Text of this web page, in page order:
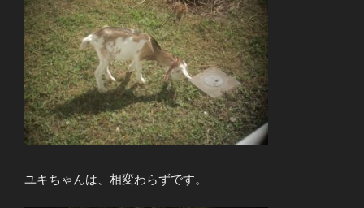
ユキちゃんは、相変わらずです。